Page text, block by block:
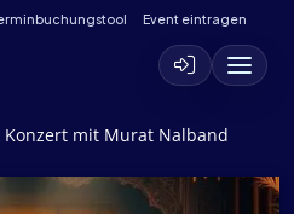
Event eintragen
Konzert mit Murat Nalband